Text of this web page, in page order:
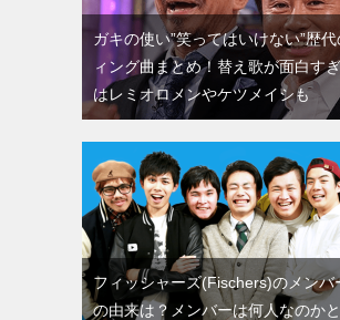
ガキの使い”笑ってはいけない”歴
ィング曲まとめ！替え歌が面白す
はレミオロメンやケツメイシも
フィッシャーズ(Fischers)のメンバ
の由来は？メンバーは何人なのか